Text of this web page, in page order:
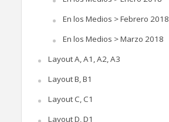
En los Medios > Febrero 2018
En los Medios > Marzo 2018
Layout A, A1, A2, A3
Layout B, B1
Layout C, C1
Layout D, D1